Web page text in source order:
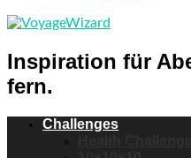
Inspiration für
fern.
Challenges